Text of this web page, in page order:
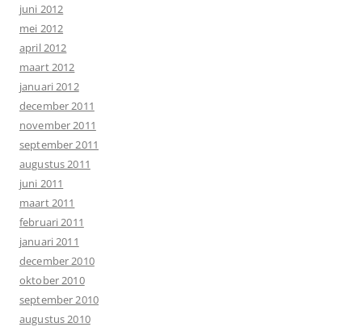
juni 2012
mei 2012
april 2012
maart 2012
januari 2012
december 2011
november 2011
september 2011
augustus 2011
juni 2011
maart 2011
februari 2011
januari 2011
december 2010
oktober 2010
september 2010
augustus 2010